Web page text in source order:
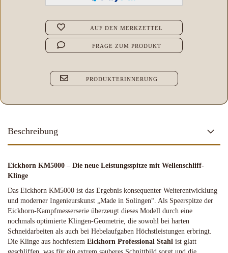
AUF DEN MERKZETTEL
FRAGE ZUM PRODUKT
PRODUKTERINNERUNG
Beschreibung
Eickhorn KM5000 – Die neue Leistungsspitze mit Wellenschliff-
Klinge
Das Eickhorn KM5000 ist das Ergebnis konsequenter Weiterentwicklung
und moderner Ingenieurskunst „Made in Solingen“. Als Speerspitze der
Eickhorn-Kampfmesserserie überzeugt dieses Modell durch eine
nochmals optimierte Klingen-Geometrie, die sowohl bei harten
Schneidarbeiten als auch bei Hebelaufgaben Höchstleistungen erbringt.
Die Klinge aus hochfestem Eickhorn Professional Stahl ist glatt